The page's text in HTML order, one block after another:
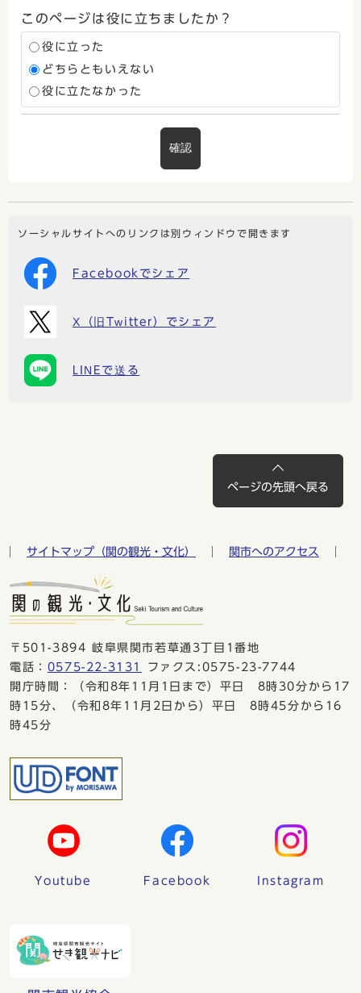
このページは役に立ちましたか？
役に立った
どちらともいえない
役に立たなかった
確認
ソーシャルサイトへのリンクは別ウィンドウで開きます
Facebookでシェア
X（旧Twitter）でシェア
LINEで送る
ページの先頭へ戻る
サイトマップ（関の観光・文化） 関市へのアクセス
〒501-3894 岐阜県関市若草通3丁目1番地
電話： 0575-22-3131
ファクス:0575-23-7744
開庁時間：（令和8年11月1日まで）平日 8時30分から17
時15分、（令和8年11月2日から）平日 8時45分から16
時45分
Youtube Facebook Instagram